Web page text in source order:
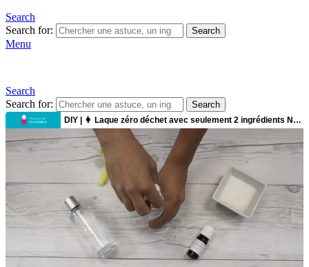
Search
Search for:
Search
Menu
Search
Search for:
Search